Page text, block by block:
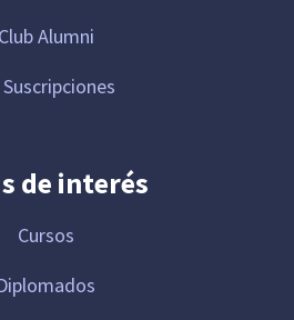
Club Alumni
de interés
Cursos